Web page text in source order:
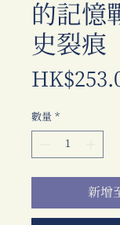
的記憶
史裂痕
數量 *
新增